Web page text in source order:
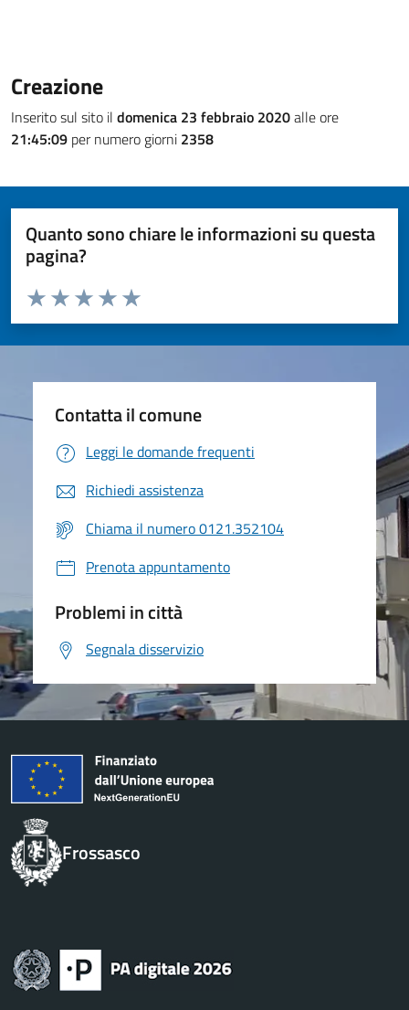
Creazione
Inserito sul sito il domenica 23 febbraio 2020alle ore
21:45:09 per numero giorni 2358
Quanto sono chiare le informazioni su questa
pagina?
Valuta da 1 a 5 stelle la pagina
Valuta 5 stelle su 5
Valuta 4 stelle su 5
Valuta 3 stelle su 5
Valuta 2 stelle su 5
Valuta 1 stelle su 5
Contatta il comune
Leggi le domande frequenti
Richiedi assistenza
Chiama il numero 0121.352104
Prenota appuntamento
Problemi in città
Segnala disservizio
Frossasco